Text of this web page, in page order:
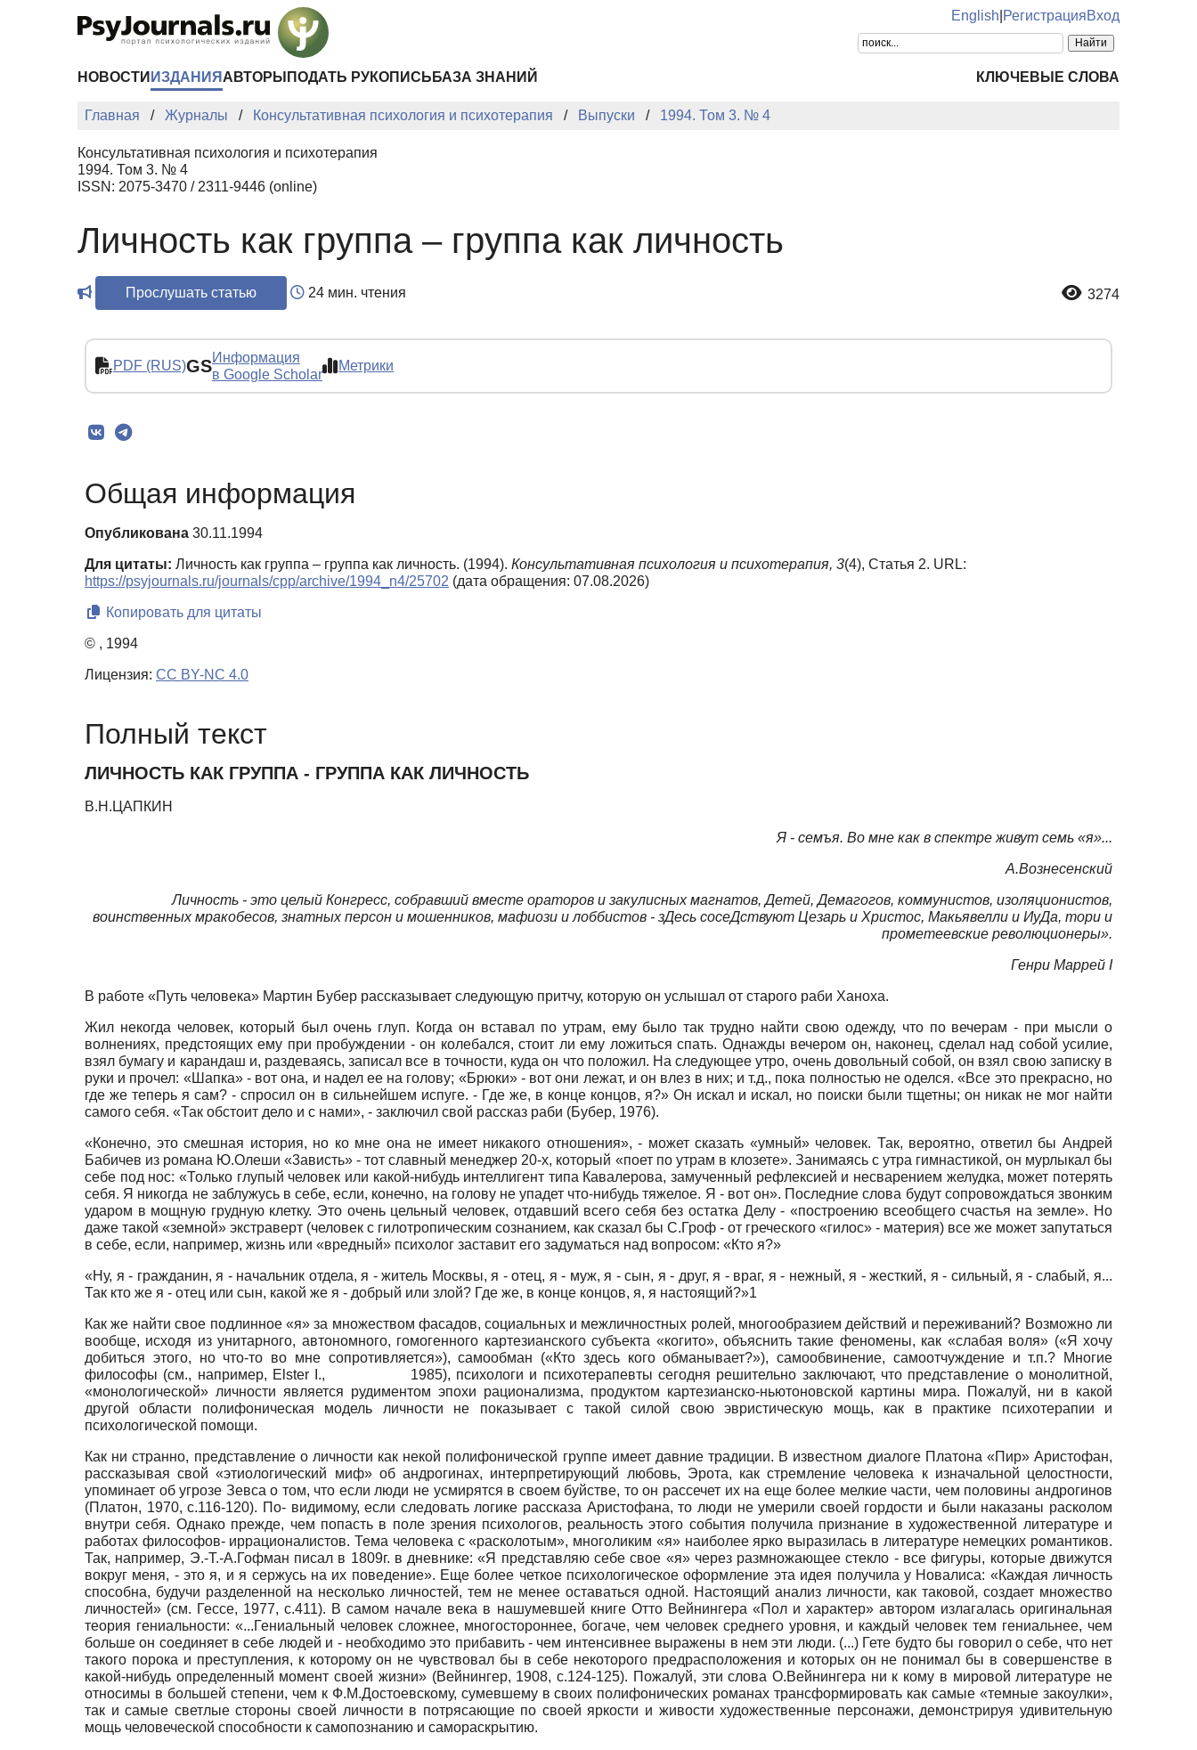
English РегистрацияВход
НОВОСТИ ИЗДАНИЯ АВТОРЫ ПОДАТЬ РУКОПИСЬ БАЗА ЗНАНИЙ КЛЮЧЕВЫЕ СЛОВА
Главная Журналы Консультативная психология и психотерапия Выпуски 1994. Том 3. № 4
Консультативная психология и психотерапия
1994. Том 3. № 4
ISSN: 2075-3470 / 2311-9446 (online)
Личность как группа – группа как личность
Прослушать статью 24 мин. чтения 3274
PDF (RUS)GSИнформация
в Google Scholar
Метрики
Общая информация
Опубликована 30.11.1994
Для цитаты: Личность как группа – группа как личность. (1994). Консультативная психология и психотерапия, 3(4), Статья 2. URL:
https://psyjournals.ru/journals/cpp/archive/1994_n4/25702 (дата обращения: 07.08.2026)
Копировать для цитаты
© , 1994
Лицензия: CC BY-NC 4.0
Полный текст
ЛИЧНОСТЬ КАК ГРУППА - ГРУППА КАК ЛИЧНОСТЬ
В.Н.ЦАПКИН
Я - семъя. Во мне как в спектре живут семь «я»...
А.Вознесенский
Личность - это целый Конгресс, собравший вместе ораторов и закулисных магнатов, Детей, Демагогов, коммунистов, изоляционистов,
воинственных мракобесов, знатных персон и мошенников, мафиози и лоббистов - зДесь сосеДствуют Цезарь и Христос, Макьявелли и ИуДа, тори и
прометеевские революционеры».
Генри Маррей I
В работе «Путь человека» Мартин Бубер рассказывает следующую притчу, которую он услышал от старого раби Ханоха.
Жил некогда человек, который был очень глуп. Когда он вставал по утрам, ему было так трудно найти свою одежду, что по вечерам - при мысли о
волнениях, предстоящих ему при пробуждении - он колебался, стоит ли ему ложиться спать. Однажды вечером он, наконец, сделал над собой усилие,
взял бумагу и карандаш и, раздеваясь, записал все в точности, куда он что положил. На следующее утро, очень довольный собой, он взял свою записку в
руки и прочел: «Шапка» - вот она, и надел ее на голову; «Брюки» - вот они лежат, и он влез в них; и т.д., пока полностью не оделся. «Все это прекрасно, но
где же теперь я сам? - спросил oн в сильнейшем испуге. - Где же, в конце концов, я?» Oн искал и искал, но поиски были тщетны; он никак не мог найти
самого себя. «Так обстоит дело и с нами», - заключил свой рассказ раби (Бубер, 1976).
«Конечно, это смешная история, но ко мне она не имеет никакого отношения», - может сказать «умный» человек. Так, вероятно, ответил бы Андрей
Бабичев из романа Ю.Олеши «3ависть» - тот славный менеджер 20-х, который «поет по утрам в клозете». Занимаясь с утра гимнастикой, он мурлыкал бы
себе под нос: «Только глупый человек или какой-нибудь интеллигент типа Кавалерова, замученный рефлексией и несварением желудка, может потерять
себя. Я никогда не заблужусь в себе, если, конечно, на голову не упадет что-нибудь тяжелое. Я - вот он». Последние слова будут сопровождаться звонким
ударом в мощную грудную клетку. Это очень цельный человек, отдавший всего себя без остатка Делу - «построению всеобщего счастья на земле». Но
даже такой «земной» экстраверт (человек с гилотропическим сознанием, как сказал бы С.Гроф - от греческого «гилос» - материя) все же может запутаться
в себе, если, например, жизнь или «вредный» психолог заставит его задуматься над вопросом: «Кто я?»
«Ну, я - гражданин, я - начальник отдела, я - житель Москвы, я - отец, я - муж, я - сын, я - друг, я - враг, я - нежный, я - жесткий, я - сильный, я - слабый, я...
Так кто же я - отец или сын, какой же я - добрый или злой? Где же, в конце концов, я, я настоящий?»1
Как же найти свое подлинное «я» за множеством фасадов, социальных и межличностных ролей, многообразием действий и переживаний? Возможно ли
вообще, исходя из унитарного, автономного, гомогенного картезианского субъекта «когито», объяснить такие феномены, как «слабая воля» («Я хочу
добиться этого, но что-то во мне сопротивляется»), самообман («Кто здесь кого обманывает?»), самообвинение, самоотчуждение и т.п.? Многие
философы (см., например, Elster
I., 1985), психологи и психотерапевты сегодня решительно заключают, что представление о монолитной,
«монологической» личности является рудиментом эпохи рационализма, продуктом картезианско-ньютоновской картины мира. Пожалуй, ни в какой
другой области полифоническая модель личности не показывает с такой силой свою эвристическую мощь, как в практике психотерапии и
психологической помощи.
Как ни странно, представление о личности как некой полифонической группе имеет давние традиции. В известном диалоге Платона «Пир» Аристофан,
рассказывая свой «этиологический миф» об андрогинах, интерпретирующий любовь, Эрота, как стремление человека к изначальной целостности,
упоминает об угрозе Зевса о том, что если люди не усмирятся в своем буйстве, то он рассечет их на еще более мелкие части, чем половины андрогинов
(Платон, 1970, с.116-120). По- видимому, если следовать логике рассказа Аристофана, то люди не умерили своей гордости и были наказаны расколом
внутри себя. Однако прежде, чем попасть в поле зрения психологов, реальность этого события получила признание в художественной литературе и
работах философов- иррационалистов. Тема человека с «расколотым», многоликим «я» наиболее ярко выразилась в литературе немецких романтиков.
Так, например, Э.-Т.-А.Гофман писал в 1809г. в дневнике: «Я представляю себе свое «я» через размножающее стекло - все фигуры, которые движутся
вокруг меня, - это я, и я сержусь на их поведение». Еще более четкое психологическое оформление эта идея получила у Новалиса: «Каждая личность
способна, будучи разделенной на несколько личностей, тем не менее оставаться одной. Настоящий анализ личности, как таковой, создает множество
личностей» (см. Гессе, 1977, с.411). В самом начале века в нашумевшей книге Отто Вейнингера «Пол и характер» автором излагалась оригинальная
теория гениальности: «...Гениальный человек сложнее, многостороннее, богаче, чем человек среднего уровня, и каждый человек тем гениальнее, чем
больше он соединяет в себе людей и - необходимо это прибавить - чем интенсивнее выражены в нем эти люди. (...) Гете будто бы говорил о себе, что нет
такого порока и преступления, к которому он не чувствовал бы в себе некоторого предрасположения и которых он не понимал бы в совершенстве в
какой-нибудь определенный момент своей жизни» (Вейнингер, 1908, с.124-125). Пожалуй, эти слова О.Вейнингера ни к кому в мировой литературе не
относимы в большей степени, чем к Ф.М.Достоевскому, сумевшему в своих полифонических романах трансформировать как самые «темные закоулки»,
так и самые светлые стороны своей личности в потрясающие по своей яркости и живости художественные персонажи, демонстрируя удивительную
мощь человеческой способности к самопознанию и самораскрытию.